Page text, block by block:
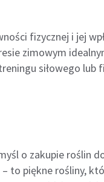
fizycznej i jej
zimowym
siłowego lub
o zakupie roślin
to piękne rośliny,